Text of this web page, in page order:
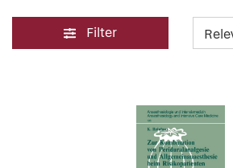
Filter